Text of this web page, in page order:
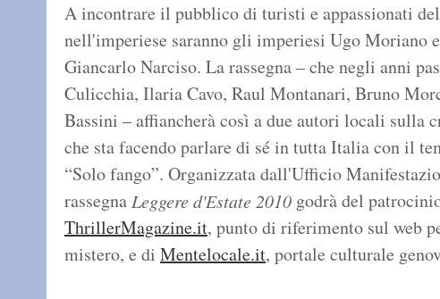
A incontrare il pubblico di turisti e appassionati
nell'imperiese saranno gli imperiesi Ugo Moriano
Giancarlo Narciso. La rassegna – che negli anni
Culicchia, Ilaria Cavo, Raul Montanari, Bruno
Bassini – affiancherà così a due autori locali sulla
che sta facendo parlare di sé in tutta Italia con il
“Solo fango”. Organizzata dall'Ufficio
rassegnaLeggere d'Estate 2010 godrà del
ThrillerMagazine.it, punto di riferimento sul web
mistero, e di Mentelocale.it, portale culturale